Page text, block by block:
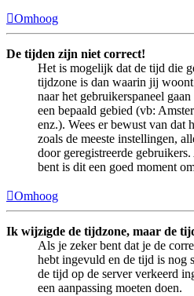
Omhoog
De tijden zijn niet correct!
Het is mogelijk dat de tijd die
tijdzone is dan waarin jij
naar het gebruikerspaneel
een bepaald gebied (vb:
enz.). Wees er bewust van dat
zoals de meeste instellingen,
door geregistreerde
bent is dit een goed moment
Omhoog
Ik wijzigde de tijdzone, maar de
Als je zeker bent dat je de
hebt ingevuld en de tijd is nog
de tijd op de server verkeerd
een aanpassing moeten doen.